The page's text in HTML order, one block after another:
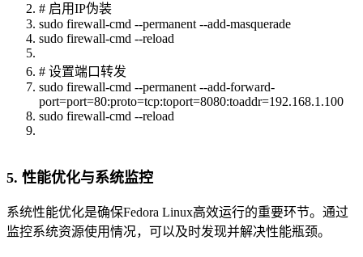
# 启用IP伪装
sudo firewall-cmd --permanent --add-masquerade
sudo firewall-cmd --reload
# 设置端口转发
sudo firewall-cmd --permanent --add-forward-
port=port=80:proto=tcp:toport=8080:toaddr=192.168.1.100
sudo firewall-cmd --reload
5. 性能优化与系统监控
系统性能优化是确保Fedora Linux高效运行的重要环节。通过
监控系统资源使用情况，可以及时发现并解决性能瓶颈。